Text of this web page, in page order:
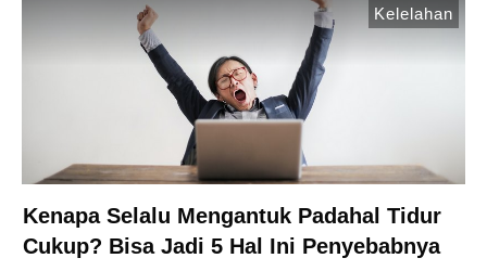
Kelelahan
Kenapa Selalu Mengantuk Padahal Tidur
Cukup? Bisa Jadi 5 Hal Ini Penyebabnya